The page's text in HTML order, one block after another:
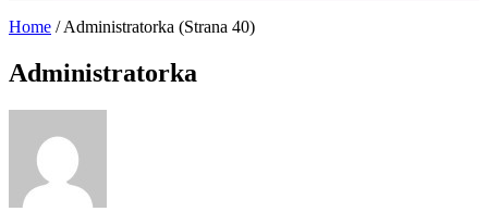
Home / Administratorka (Strana 40)
Administratorka